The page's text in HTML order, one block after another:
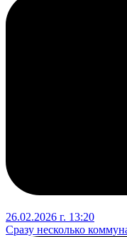
26.02.2026 г. 13:20
Сразу несколько